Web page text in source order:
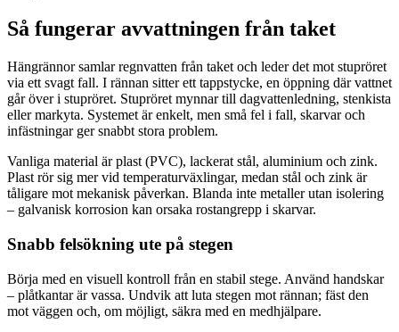
Så fungerar avvattningen från taket
Hängrännor samlar regnvatten från taket och leder det mot stupröret
via ett svagt fall. I rännan sitter ett tappstycke, en öppning där vattnet
går över i stupröret. Stupröret mynnar till dagvattenledning, stenkista
eller markyta. Systemet är enkelt, men små fel i fall, skarvar och
infästningar ger snabbt stora problem.
Vanliga material är plast (PVC), lackerat stål, aluminium och zink.
Plast rör sig mer vid temperaturväxlingar, medan stål och zink är
tåligare mot mekanisk påverkan. Blanda inte metaller utan isolering
– galvanisk korrosion kan orsaka rostangrepp i skarvar.
Snabb felsökning ute på stegen
Börja med en visuell kontroll från en stabil stege. Använd handskar
– plåtkantar är vassa. Undvik att luta stegen mot rännan; fäst den
mot väggen och, om möjligt, säkra med en medhjälpare.